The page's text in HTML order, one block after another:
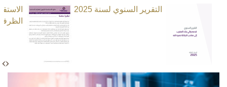
التقرير السنوي لسنة 2025